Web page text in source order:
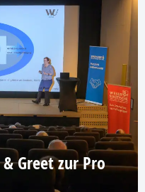
Greet zur Pro